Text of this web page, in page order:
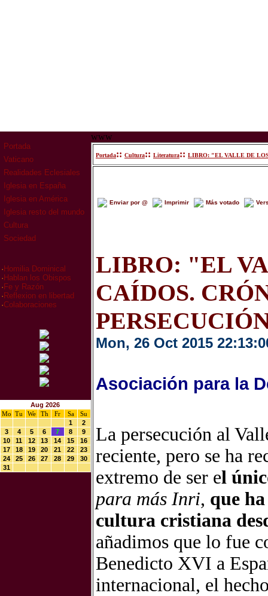
Portada
Vaticano
Realidades Eclesiales
Iglesia en España
Iglesia en América
Iglesia resto del mundo
Cultura
Sociedad
· Homilia Dominical
· Hablan los Obispos
· Fe y Razón
· Reflexion en libertad
·Colaboraciones
Aug 2026
Mo
Tu We Th Fr Sa
Su
1
2
3
4 5 6 7 8
9
10
11 12 13 14 15
16
17
18 19 20 21 22
23
24
25 26 27 28 29
30
31
www
Portada:: Cultura:: Literatura:: LIBRO: "EL VALLE DE LOS
Enviar por @ Imprimir Más votado
LIBRO: "EL
CAÍDOS.
Mon, 26 Oct 2015
Asociación para la
La persecución al
reciente, pero se ha
extremo de ser el
para más Inri, que
cultura cristiana
añadimos que lo fue
Benedicto XVI a
internacional, el